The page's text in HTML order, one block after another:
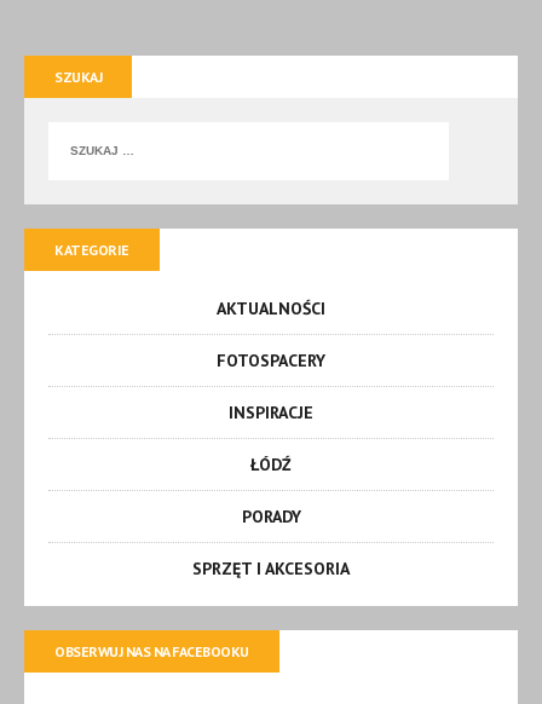
SZUKAJ
KATEGORIE
AKTUALNOŚCI
FOTOSPACERY
INSPIRACJE
ŁÓDŹ
PORADY
SPRZĘT I AKCESORIA
OBSERWUJ NAS NA FACEBOOKU